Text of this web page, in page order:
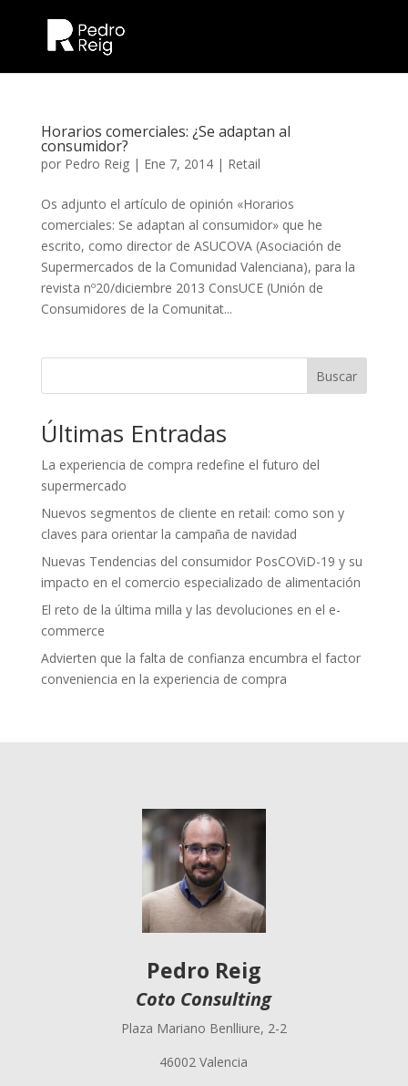
Horarios comerciales: ¿Se adaptan al
consumidor?
por Pedro Reig| Ene 7, 2014| Retail
Os adjunto el artículo de opinión «Horarios
comerciales: Se adaptan al consumidor» que he
escrito, como director de ASUCOVA (Asociación de
Supermercados de la Comunidad Valenciana), para la
revista nº20/diciembre 2013 ConsUCE (Unión de
Consumidores de la Comunitat...
Buscar
Últimas Entradas
La experiencia de compra redefine el futuro del
supermercado
Nuevos segmentos de cliente en retail: como son y
claves para orientar la campaña de navidad
Nuevas Tendencias del consumidor PosCOViD-19 y su
impacto en el comercio especializado de alimentación
El reto de la última milla y las devoluciones en el e-
commerce
Advierten que la falta de confianza encumbra el factor
conveniencia en la experiencia de compra
Pedro Reig
Coto Consulting
Plaza Mariano Benlliure, 2-2
46002 Valencia